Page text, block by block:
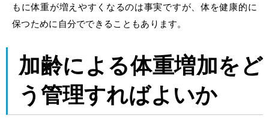
もに体重が増えやすくなるのは事実ですが、体を健康的に
保つために自分でできることもあります。
加齢による体重増加をど
う管理すればよいか